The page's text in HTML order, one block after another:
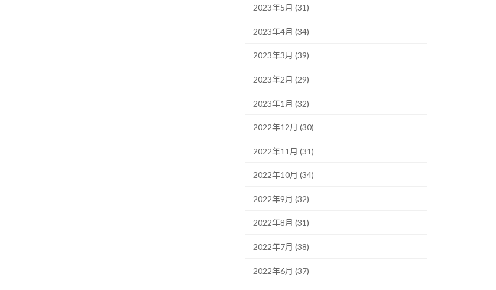
2023年5月 (31)
2023年4月 (34)
2023年3月 (39)
2023年2月 (29)
2023年1月 (32)
2022年12月 (30)
2022年11月 (31)
2022年10月 (34)
2022年9月 (32)
2022年8月 (31)
2022年7月 (38)
2022年6月 (37)